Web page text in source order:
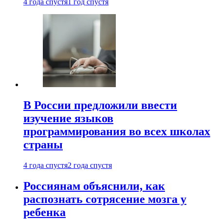
4 года спустя 1 год спустя
В России предложили ввести
изучение языков
программирования во всех школах
страны
4 года спустя2 года спустя
Россиянам объяснили, как
распознать сотрясение мозга у
ребенка